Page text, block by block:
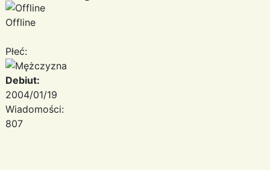
Offline
Płeć:
Debiut:
2004/01/19
Wiadomości:
807